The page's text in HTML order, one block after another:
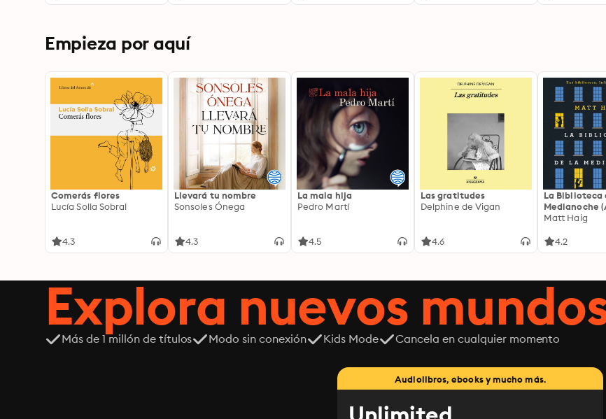
emergent,
Christian
Empieza por aquí
Comerás flores
Lucía Solla Sobral
4.3
Llevará tu nombre
Sonsoles Ónega
4.3
La mala hija
Pedro Martí
4.5
Las gratitudes
Delphine de Vigan
4.6
La Biblioteca
Medianoche
Matt Haig
4.2
Explora nuevos
Más de 1 millón de títulos Modo sin conexión Kids Mode Cancela en cualquier momento
Audiolibros, ebooks y mucho más.